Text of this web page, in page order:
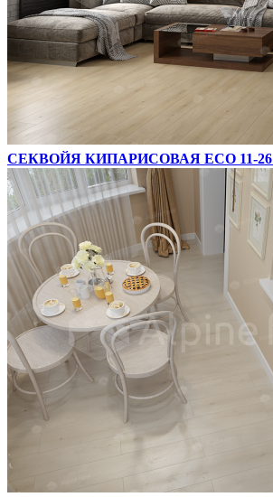
СЕКВОЙЯ КИПАРИСОВАЯ ECO 11-26